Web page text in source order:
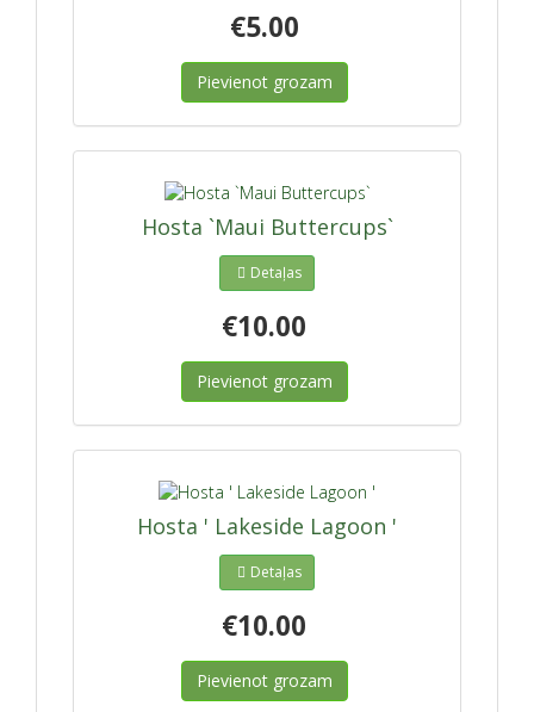
€5.00
Pievienot grozam
Hosta `Maui Buttercups`
Detaļas
€10.00
Pievienot grozam
Hosta ' Lakeside Lagoon '
Detaļas
€10.00
Pievienot grozam